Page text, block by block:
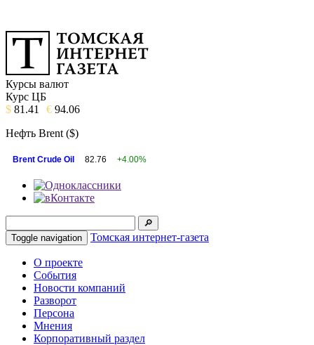
Курсы валют
Курс ЦБ
$ 81.41 € 94.06
Нефть Brent ($)
Brent Crude Oil 82.76 +4.00%
Toggle navigation Томская интернет-газета
О проекте
События
Новости компаний
Разворот
Персона
Мнения
Корпоративный раздел